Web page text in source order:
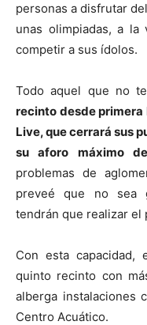
personas a disfrutar
unas olimpiadas, a
competir a sus ídolos.
Todo aquel que no
recinto desde primera
Live, que cerrará sus
su aforo máximo
problemas de
preveé que no sea
tendrán que realizar el
Con esta
quinto recinto con
alberga instalaciones
Centro Acuático.